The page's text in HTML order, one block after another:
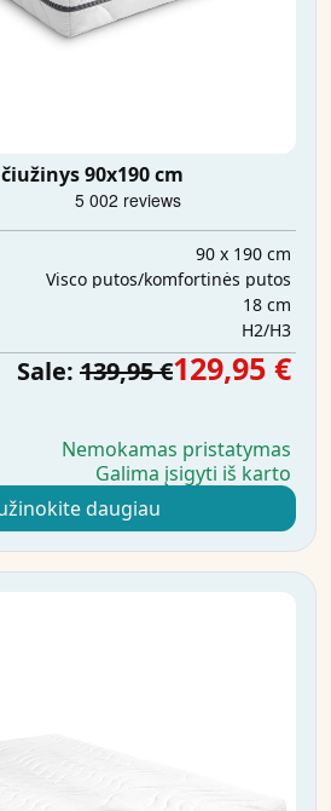
90x190 cm
90 x 190 cm
Visco putos/komfortinės putos
18 cm
H2/H3
Sale: 139,95 €129,95 €
Nemokamas pristatymas
Galima įsigyti iš karto
daugiau